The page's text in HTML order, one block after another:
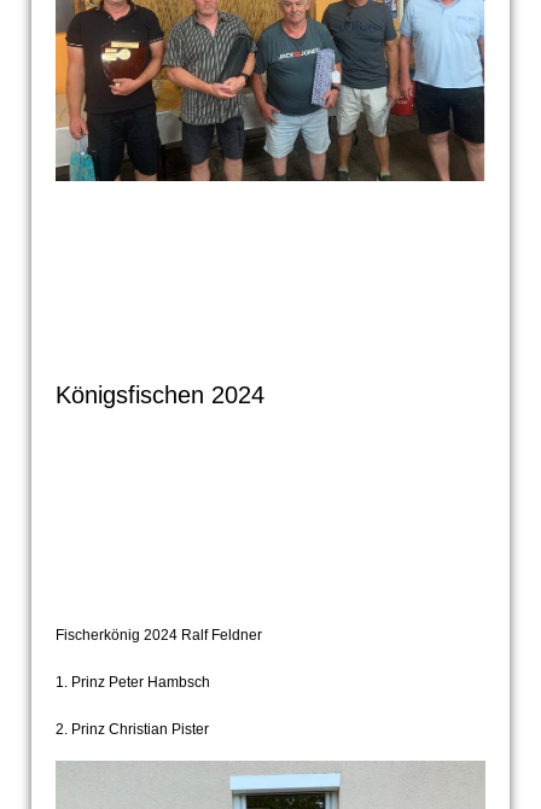
Königsfischen 2024
Fischerkönig 2024 Ralf Feldner
1. Prinz Peter Hambsch
2. Prinz Christian Pister